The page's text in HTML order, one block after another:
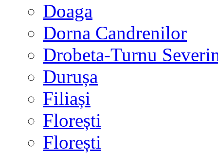
Doaga
Dorna Candrenilor
Drobeta-Turnu
Durușa
Filiași
Florești
Florești